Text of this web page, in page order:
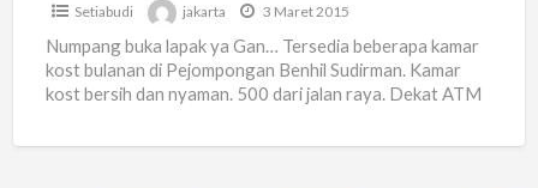
Setiabudi jakarta 3 Maret 2015
Numpang buka lapak ya Gan… Tersedia beberapa kamar
kost bulanan di Pejompongan Benhil Sudirman. Kamar
kost bersih dan nyaman. 500 dari jalan raya. Dekat ATM